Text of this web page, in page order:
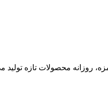
محصولات تازه تولید